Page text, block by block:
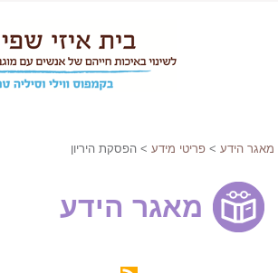
מאגר הידע > פריטי מידע > הפסקת היריון
מאגר הידע